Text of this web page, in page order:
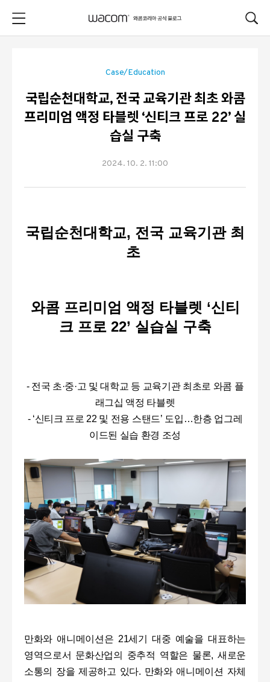
Case/Education
국립순천대학교, 전국 교육기관 최초 와콤
프리미엄 액정 타블렛 ‘신티크 프로 22’ 실
습실 구축
2024. 10. 2. 11:00
국립순천대학교, 전국 교육기관 최
초
와콤 프리미엄 액정 타블렛 ‘신티
크 프로 22’ 실습실 구축
- 전국 초·중·고 및 대학교 등 교육기관 최초로 와콤 플
래그십 액정 타블렛
- ‘신티크 프로 22 및 전용 스탠드’ 도입…한층 업그레
이드된 실습 환경 조성
만화와 애니메이션은 21세기 대중 예술을 대표하는
영역으로서 문화산업의 중추적 역할은 물론, 새로운
소통의 장을 제공하고 있다. 만화와 애니메이션 자체